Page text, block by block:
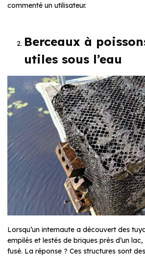
commenté un utilisateur.
Berceaux à
utiles sous l’eau
Lorsqu’un internaute a découvert des
empilés et lestés de briques près d’un
fusé. La réponse ? Ces structures sont des